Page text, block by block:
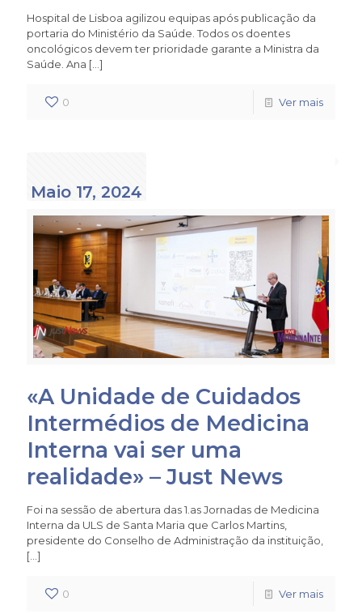
Hospital de Lisboa agilizou equipas após publicação da
portaria do Ministério da Saúde. Todos os doentes
oncológicos devem ter prioridade garante a Ministra da
Saúde. Ana […]
0 Ver mais
Maio 17, 2024
«A Unidade de Cuidados
Intermédios de Medicina
Interna vai ser uma
realidade» – Just News
Foi na sessão de abertura das 1.as Jornadas de Medicina
Interna da ULS de Santa Maria que Carlos Martins,
presidente do Conselho de Administração da instituição,
[…]
0 Ver mais